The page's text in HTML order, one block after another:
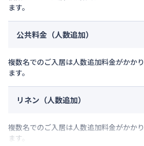
ます。
公共料金（人数追加）
複数名でのご入居は人数追加料金がかかり
ます。
リネン（人数追加）
複数名でのご入居は人数追加料金がかかり
ます。